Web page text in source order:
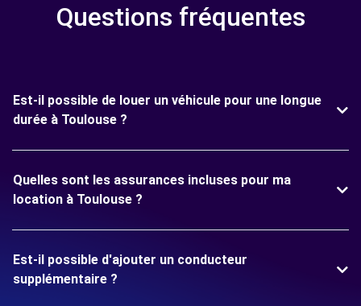
Questions fréquentes
Est-il possible de louer un véhicule pour une longue
durée à Toulouse ?
Quelles sont les assurances incluses pour ma
location à Toulouse ?
Est-il possible d'ajouter un conducteur
supplémentaire ?